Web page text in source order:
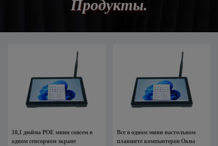
Продукты.
10,1 дюйма POE мини совсем в
одном сенсорном экране
Все в одном мини настольном
планшете компьютеров Окна